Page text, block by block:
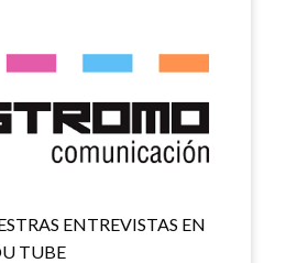
ENTREVISTAS EN
TUBE